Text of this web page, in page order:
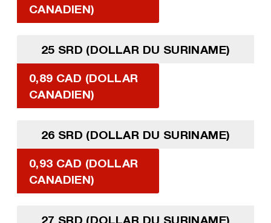
CANADIEN)
25 SRD (DOLLAR DU SURINAME)
0,89 CAD (DOLLAR
CANADIEN)
26 SRD (DOLLAR DU SURINAME)
0,93 CAD (DOLLAR
CANADIEN)
27 SRD (DOLLAR DU SURINAME)